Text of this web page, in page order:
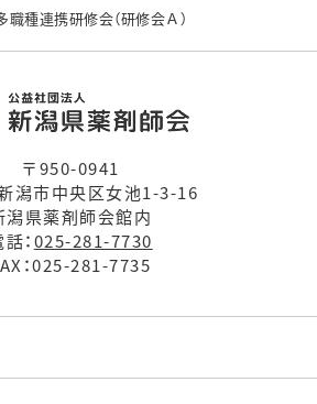
種連携研修会（研修会Ａ）
〒950-0941
潟市中央区女池1-3-16
潟県薬剤師会館内
：025-281-7730
：025-281-7735